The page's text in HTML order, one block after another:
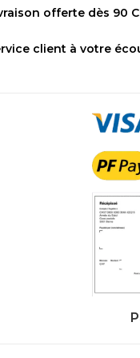
offerte dès 90
client à votre